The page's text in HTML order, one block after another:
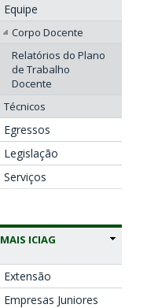
Equipe
Corpo Docente
Relatórios do Plano
de Trabalho
Docente
Técnicos
Egressos
Legislação
Serviços
MAIS ICIAG
Extensão
Empresas Juniores